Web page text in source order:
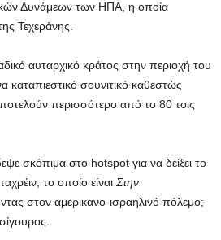
Δυνάμεων των ΗΠΑ, η οποία
Τεχεράνης.
αυταρχικό κράτος στην περιοχή του
σουνιτικό καθεστώς
περισσότερο από το 80 τοις
σκόπιμα στο hotspot για να δείξει το
το οποίο είναι Στην
στον αμερικανο-ισραηλινό πόλεμο;